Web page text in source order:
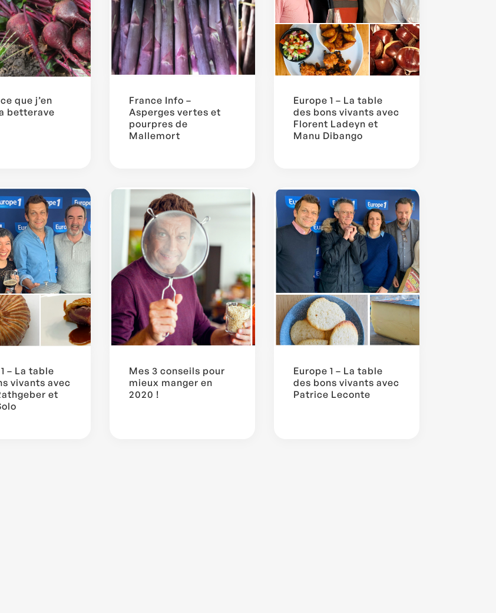
que j’en
betterave
France Info –
Asperges vertes et
pourpres de
Mallemort
Europe 1 – La table
des bons vivants avec
Florent Ladeyn et
Manu Dibango
– La table
vivants avec
et
Mes 3 conseils pour
mieux manger en
2020 !
Europe 1 – La table
des bons vivants avec
Patrice Leconte